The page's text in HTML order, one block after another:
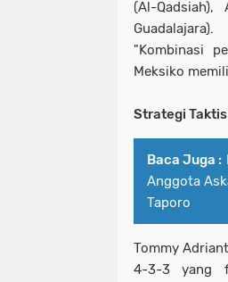
(Al-
Guadalajara).
"Kombinasi
Meksiko
Strategi
Baca Juga :
Anggota
Taporo
Tommy
4-3-3 yang